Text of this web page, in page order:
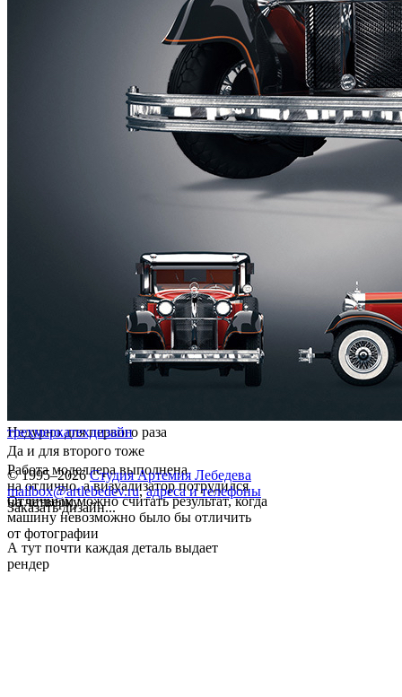
Недурно для первого раза
Да и для второго тоже
Работа моделлера выполнена
на отлично, а визуализатор потрудился
на четверку
Отличным можно считать результат, когда
машину невозможно было бы отличить
от фотографии
А тут почти каждая деталь выдает
рендер
трехмеркатехдизайн
© 1995–2026 Студия Артемия Лебедева
mailbox@artlebedev.ru, адреса и телефоны
Заказать дизайн...